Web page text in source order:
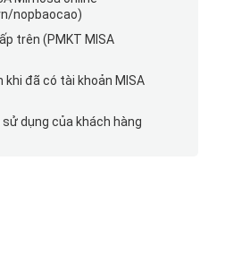
nopbaocao)
trên (PMKT MISA
khi đã có tài khoản MISA
dụng của khách hàng